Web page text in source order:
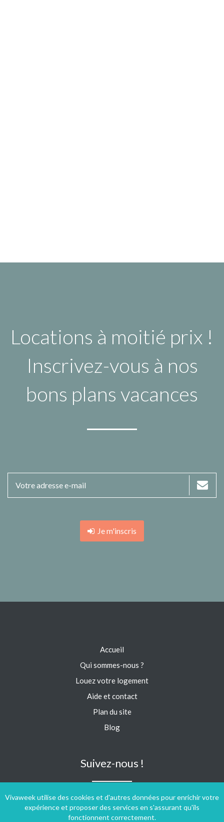
Locations à moitié prix !
Inscrivez-vous à nos
bons plans vacances
Je m'inscris
Vivaweek utilise des cookies et d'autres données pour enrichir votre
expérience et proposer des services en s'assurant qu'ils
fonctionnent correctement.
Accueil
Qui sommes-nous ?
Louez votre logement
Aide et contact
Plan du site
Blog
Suivez-nous !